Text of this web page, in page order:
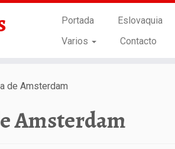
Portada Eslovaquia
Varios
Contacto
de Amsterdam
Amsterdam